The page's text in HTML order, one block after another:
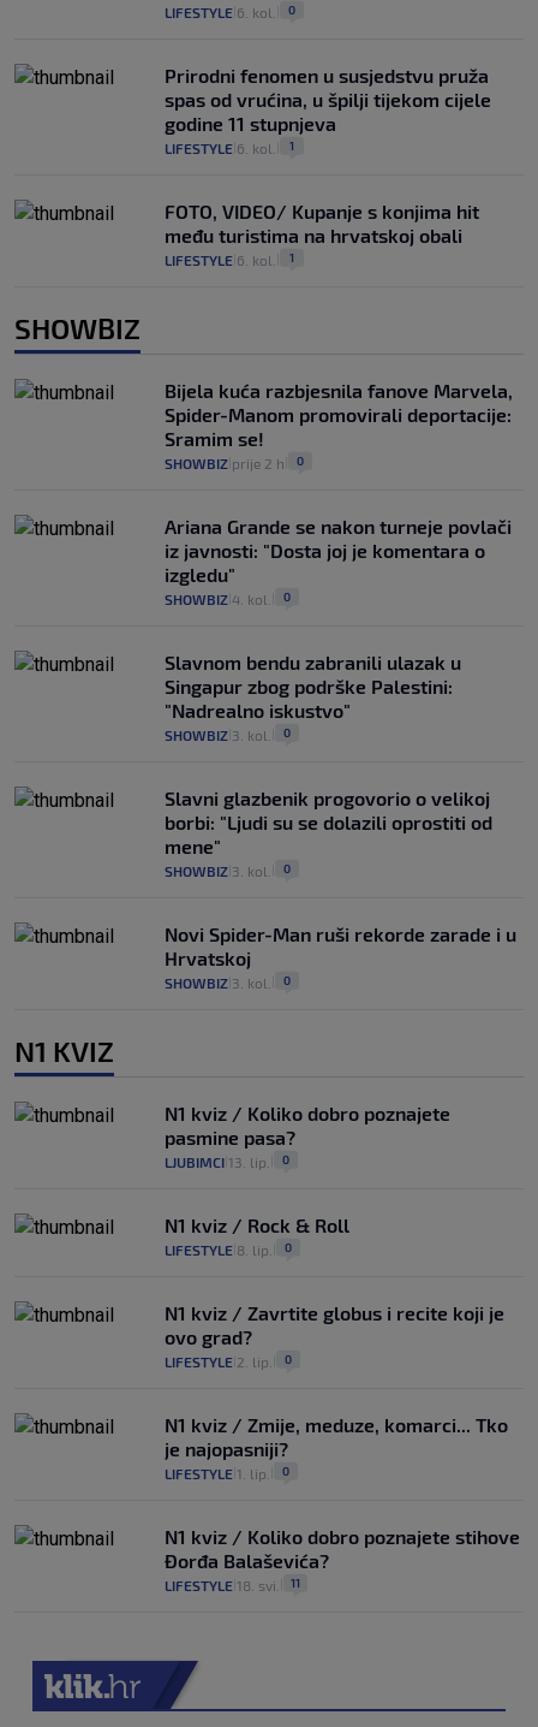
LIFESTYLE 6. kol. 0
Prirodni fenomen u susjedstvu pruža
spas od vrućina, u špilji tijekom cijele
godine 11 stupnjeva
LIFESTYLE 6. kol. 1
FOTO, VIDEO/ Kupanje s konjima hit
među turistima na hrvatskoj obali
LIFESTYLE 6. kol. 1
SHOWBIZ
Bijela kuća razbjesnila fanove Marvela,
Spider-Manom promovirali deportacije:
Sramim se!
SHOWBIZ prije 2 h 0
Ariana Grande se nakon turneje povlači
iz javnosti: "Dosta joj je komentara o
izgledu"
SHOWBIZ 4. kol. 0
Slavnom bendu zabranili ulazak u
Singapur zbog podrške Palestini:
"Nadrealno iskustvo"
SHOWBIZ 3. kol. 0
Slavni glazbenik progovorio o velikoj
borbi: "Ljudi su se dolazili oprostiti od
mene"
SHOWBIZ 3. kol. 0
Novi Spider-Man ruši rekorde zarade i u
Hrvatskoj
SHOWBIZ 3. kol. 0
N1 KVIZ
N1 kviz / Koliko dobro poznajete
pasmine pasa?
LJUBIMCI 13. lip. 0
N1 kviz / Rock & Roll
LIFESTYLE 8. lip. 0
N1 kviz / Zavrtite globus i recite koji je
ovo grad?
LIFESTYLE 2. lip. 0
N1 kviz / Zmije, meduze, komarci... Tko
je najopasniji?
LIFESTYLE 1. lip. 0
N1 kviz / Koliko dobro poznajete stihove
Đorđa Balaševića?
LIFESTYLE 18. svi. 11